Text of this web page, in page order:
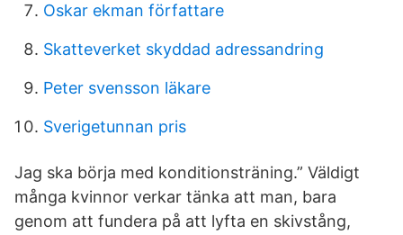
Oskar ekman författare
Skatteverket skyddad adressandring
Peter svensson läkare
Sverigetunnan pris
Jag ska börja med konditionsträning.” Väldigt
många kvinnor verkar tänka att man, bara
genom att fundera på att lyfta en skivstång,